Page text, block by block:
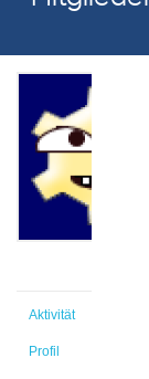
Aktivität
Profil